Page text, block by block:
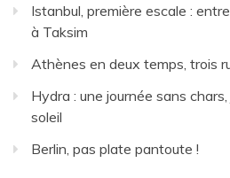
Istanbul, première escale :
à Taksim
Athènes en deux temps, trois
Hydra : une journée sans
soleil
Berlin, pas plate pantoute !